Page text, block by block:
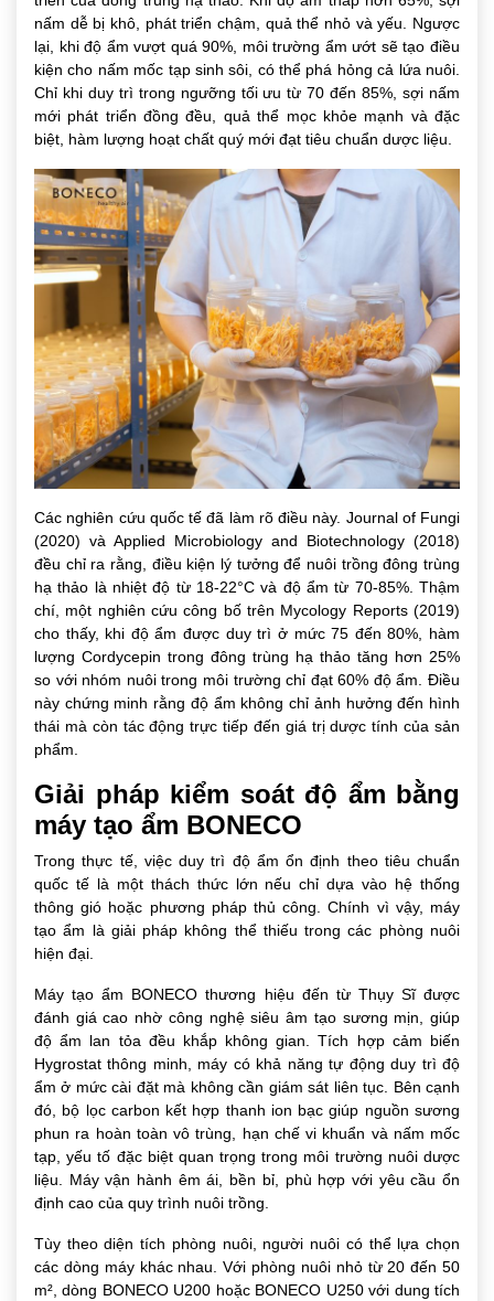
nấm dễ bị khô, phát triển chậm, quả thể nhỏ và yếu. Ngược
lại, khi độ ẩm vượt quá 90%, môi trường ẩm ướt sẽ tạo điều
kiện cho nấm mốc tạp sinh sôi, có thể phá hỏng cả lứa nuôi.
Chỉ khi duy trì trong ngưỡng tối ưu từ 70 đến 85%, sợi nấm
mới phát triển đồng đều, quả thể mọc khỏe mạnh và đặc
biệt, hàm lượng hoạt chất quý mới đạt tiêu chuẩn dược liệu.
Các nghiên cứu quốc tế đã làm rõ điều này. Journal of Fungi
(2020) và Applied Microbiology and Biotechnology (2018)
đều chỉ ra rằng, điều kiện lý tưởng để nuôi trồng đông trùng
hạ thảo là nhiệt độ từ 18-22°C và độ ẩm từ 70-85%. Thậm
chí, một nghiên cứu công bố trên Mycology Reports (2019)
cho thấy, khi độ ẩm được duy trì ở mức 75 đến 80%, hàm
lượng Cordycepin trong đông trùng hạ thảo tăng hơn 25%
so với nhóm nuôi trong môi trường chỉ đạt 60% độ ẩm. Điều
này chứng minh rằng độ ẩm không chỉ ảnh hưởng đến hình
thái mà còn tác động trực tiếp đến giá trị dược tính của sản
phẩm.
Giải pháp kiểm soát độ ẩm bằng
máy tạo ẩm BONECO
Trong thực tế, việc duy trì độ ẩm ổn định theo tiêu chuẩn
quốc tế là một thách thức lớn nếu chỉ dựa vào hệ thống
thông gió hoặc phương pháp thủ công. Chính vì vậy, máy
tạo ẩm là giải pháp không thể thiếu trong các phòng nuôi
hiện đại.
Máy tạo ẩm BONECO thương hiệu đến từ Thụy Sĩ được
đánh giá cao nhờ công nghệ siêu âm tạo sương mịn, giúp
độ ẩm lan tỏa đều khắp không gian. Tích hợp cảm biến
Hygrostat thông minh, máy có khả năng tự động duy trì độ
ẩm ở mức cài đặt mà không cần giám sát liên tục. Bên cạnh
đó, bộ lọc carbon kết hợp thanh ion bạc giúp nguồn sương
phun ra hoàn toàn vô trùng, hạn chế vi khuẩn và nấm mốc
tạp, yếu tố đặc biệt quan trọng trong môi trường nuôi dược
liệu. Máy vận hành êm ái, bền bỉ, phù hợp với yêu cầu ổn
định cao của quy trình nuôi trồng.
Tùy theo diện tích phòng nuôi, người nuôi có thể lựa chọn
các dòng máy khác nhau. Với phòng nuôi nhỏ từ 20 đến 50
m², dòng BONECO U200 hoặc BONECO U250 với dung tích